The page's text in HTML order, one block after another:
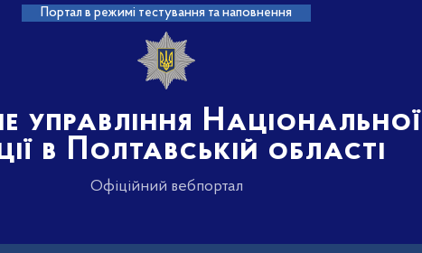
Портал в режимі тестування та наповнення
управління Національної
в Полтавській області
Офіційний вебпортал